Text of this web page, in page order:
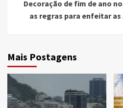
Decoração de fim de ano
as regras para enfeitar
Mais Postagens